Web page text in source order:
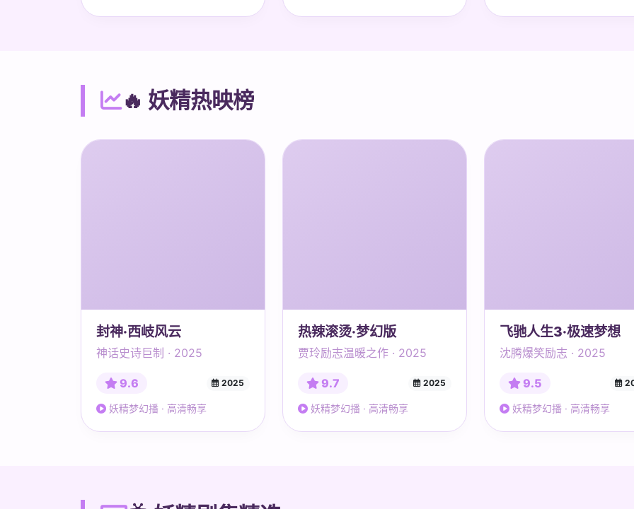
🔥 妖精热映榜
封神·西岐风云
神话史诗巨制 · 2025
9.6 2025
妖精梦幻播 · 高清畅享
热辣滚烫·梦幻版
贾玲励志温暖之作 · 2025
9.7 2025
妖精梦幻播 · 高清畅享
飞驰人生3·极速梦想
沈腾爆笑励志 · 2025
9.5
妖精梦幻播 · 高清畅享